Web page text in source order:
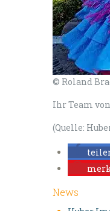
© Roland
Ihr Team
(Quelle:
News